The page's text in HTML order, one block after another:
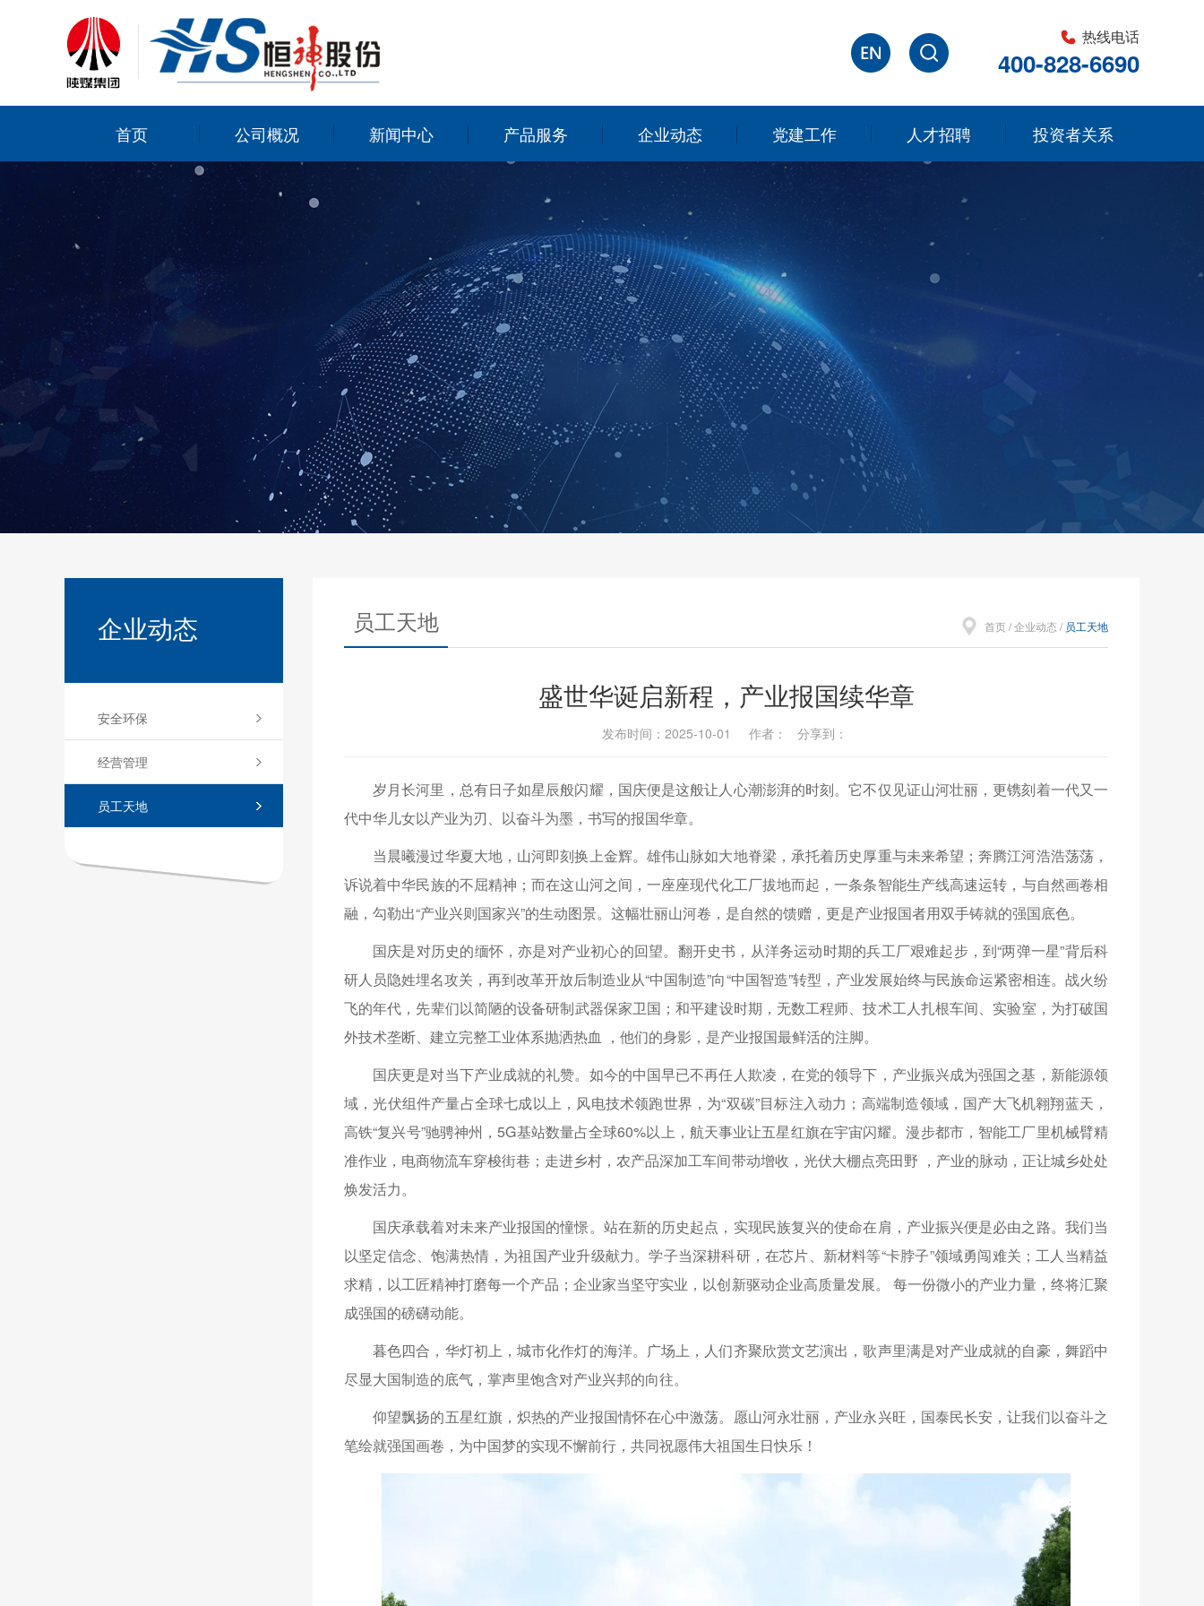
热线电话
400-828-6690
首页 公司概况 新闻中心 产品服务 企业动态 党建工作 人才招聘 投资者关系
企业动态
安全环保
经营管理
员工天地
员工天地 首页/企业动态 / 员工天地
盛世华诞启新程，产业报国续华章
发布时间：2025-10-01 作者： 分享到：
岁月长河里，总有日子如星辰般闪耀，国庆便是这般让人心潮澎湃的时刻。它不仅见证山河壮丽，更镌刻着一代又一
代中华儿女以产业为刃、以奋斗为墨，书写的报国华章。
当晨曦漫过华夏大地，山河即刻换上金辉。雄伟山脉如大地脊梁，承托着历史厚重与未来希望；奔腾江河浩浩荡荡，
诉说着中华民族的不屈精神；而在这山河之间，一座座现代化工厂拔地而起，一条条智能生产线高速运转，与自然画卷相
融，勾勒出“产业兴则国家兴”的生动图景。这幅壮丽山河卷，是自然的馈赠，更是产业报国者用双手铸就的强国底色。
国庆是对历史的缅怀，亦是对产业初心的回望。翻开史书，从洋务运动时期的兵工厂艰难起步，到“两弹一星”背后科
研人员隐姓埋名攻关，再到改革开放后制造业从“中国制造”向“中国智造”转型，产业发展始终与民族命运紧密相连。战火纷
飞的年代，先辈们以简陋的设备研制武器保家卫国；和平建设时期，无数工程师、技术工人扎根车间、实验室，为打破国
外技术垄断、建立完整工业体系抛洒热血 ，他们的身影，是产业报国最鲜活的注脚。
国庆更是对当下产业成就的礼赞。如今的中国早已不再任人欺凌，在党的领导下，产业振兴成为强国之基，新能源领
域，光伏组件产量占全球七成以上，风电技术领跑世界，为“双碳”目标注入动力；高端制造领域，国产大飞机翱翔蓝天，
高铁“复兴号”驰骋神州，5G基站数量占全球60%以上，航天事业让五星红旗在宇宙闪耀。漫步都市，智能工厂里机械臂精
准作业，电商物流车穿梭街巷；走进乡村，农产品深加工车间带动增收，光伏大棚点亮田野 ，产业的脉动，正让城乡处处
焕发活力。
国庆承载着对未来产业报国的憧憬。站在新的历史起点，实现民族复兴的使命在肩，产业振兴便是必由之路。我们当
以坚定信念、饱满热情，为祖国产业升级献力。学子当深耕科研，在芯片、新材料等“卡脖子”领域勇闯难关；工人当精益
求精，以工匠精神打磨每一个产品；企业家当坚守实业，以创新驱动企业高质量发展。 每一份微小的产业力量，终将汇聚
成强国的磅礴动能。
暮色四合，华灯初上，城市化作灯的海洋。广场上，人们齐聚欣赏文艺演出，歌声里满是对产业成就的自豪，舞蹈中
尽显大国制造的底气，掌声里饱含对产业兴邦的向往。
仰望飘扬的五星红旗，炽热的产业报国情怀在心中激荡。愿山河永壮丽，产业永兴旺，国泰民长安，让我们以奋斗之
笔绘就强国画卷，为中国梦的实现不懈前行，共同祝愿伟大祖国生日快乐！